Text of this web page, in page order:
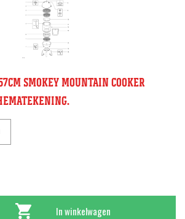
SMOKEY MOUNTAIN COOKER
In winkelwagen